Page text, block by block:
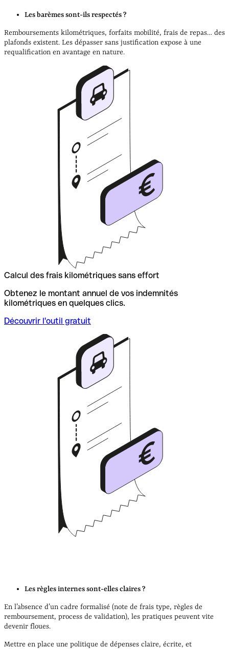
Les barèmes sont-ils respectés ?
Remboursements kilométriques, forfaits mobilité, frais de repas… des
plafonds existent. Les dépasser sans justification expose à une
requalification en avantage en nature.
Calcul des frais kilométriques sans effort
Obtenez le montant annuel de vos indemnités
kilométriques en quelques clics.
Découvrir l'outil gratuit
Les règles internes sont-elles claires ?
En l’absence d’un cadre formalisé (note de frais type, règles de
remboursement, process de validation), les pratiques peuvent vite
devenir floues.
Mettre en place une politique de dépenses claire, écrite, et